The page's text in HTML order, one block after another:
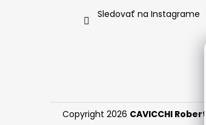
Sledovať na Instagrame
Copyright 2026 CAVICCHI